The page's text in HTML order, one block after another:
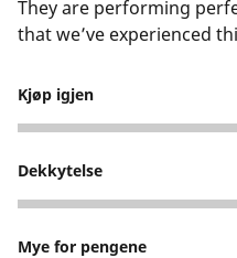
They are performing
that we’ve experienced
Kjøp igjen
5
Dekkytelse
3
Mye for pengene